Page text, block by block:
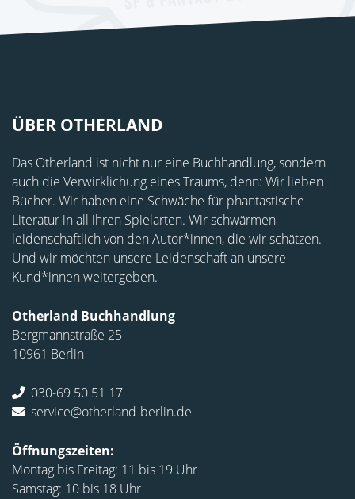
ÜBER OTHERLAND
Das Otherland ist nicht nur eine Buchhandlung, sondern
auch die Verwirklichung eines Traums, denn: Wir lieben
Bücher. Wir haben eine Schwäche für phantastische
Literatur in all ihren Spielarten. Wir schwärmen
leidenschaftlich von den Autor*innen, die wir schätzen.
Und wir möchten unsere Leidenschaft an unsere
Kund*innen weitergeben.
Otherland Buchhandlung
Bergmannstraße 25
10961 Berlin
030-69 50 51 17
service@otherland-berlin.de
Öffnungszeiten:
Montag bis Freitag: 11 bis 19 Uhr
Samstag: 10 bis 18 Uhr